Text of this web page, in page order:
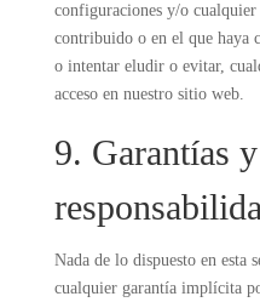
configuraciones y/o
contribuido o en el que haya
o intentar eludir o evitar,
acceso en nuestro sitio web.
9. Garantías y
Nada de lo dispuesto en esta
cualquier garantía implícita